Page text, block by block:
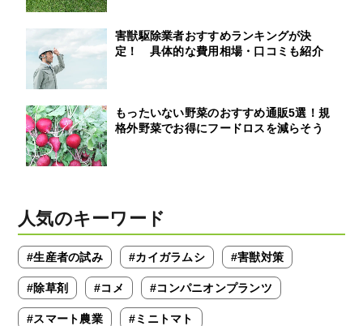
害獣駆除業者おすすめランキングが決
定！ 具体的な費用相場・口コミも紹介
もったいない野菜のおすすめ通販5選！規
格外野菜でお得にフードロスを減らそう
人気のキーワード
#生産者の試み #カイガラムシ #害獣対策
#除草剤 #コメ #コンパニオンプランツ
#スマート農業 #ミニトマト